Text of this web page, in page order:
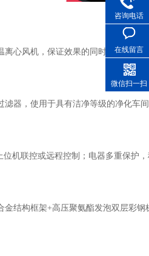
风机，保证效果的同时，降低噪音
过滤器，使用于具有洁净等级的净化
联控或远程控制；电器多重保护，
结构框架+高压聚氨酯发泡双层彩钢
咨询电话
在线留言
微信扫一扫